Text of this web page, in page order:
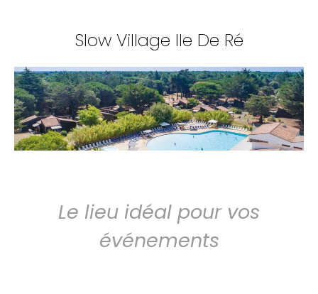
Slow Village Ile De Ré
Le lieu idéal pour vos
événements